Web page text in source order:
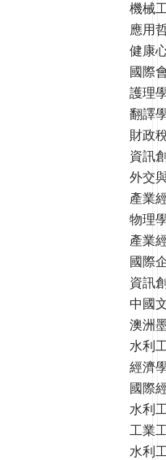
機械
應用
健康
國際
護理
翻譯
財政
資訊
外交
產業
物理
產業
國際
資訊
中國
澳洲
水利
經濟
國際
水利
工業
水利